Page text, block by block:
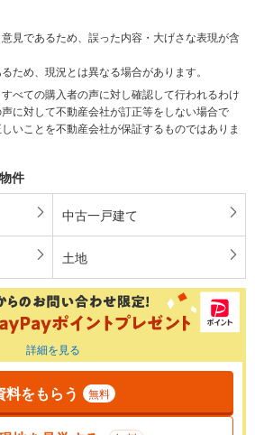
見であるため、誤った内容・大げさな表現が含
ため、現況とは異なる場合があります。
べての購入者の声に対し確認して行われるわけ
に対して不動産会社が訂正等をしない場合で
いことを不動産会社が保証するものではありま
件
中古一戸建て
土地
詳細を見る
料をもらう 無料